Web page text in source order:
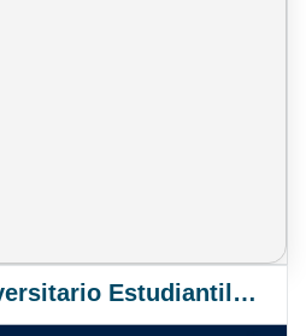
Seguro Social Universitario Estudiantil SSUE